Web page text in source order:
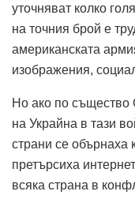
уточняват колко
на точния брой е
американската
изображения,
Но ако по същество
на Украйна в тази
страни се обърнаха
претърсиха
всяка страна в